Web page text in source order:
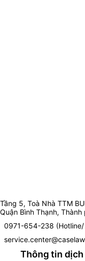
Tầng 5, Toà Nhà TTM
Quận Bình Thạnh, Thành
0971-654-238 (Hotline/
Thông tin dịch